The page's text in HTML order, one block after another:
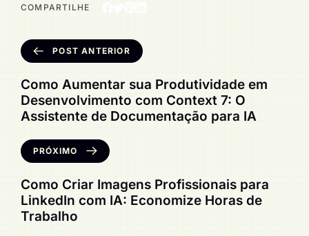
COMPARTILHE
POST ANTERIOR
Como Aumentar sua Produtividade em
Desenvolvimento com Context 7: O
Assistente de Documentação para IA
PRÓXIMO
Como Criar Imagens Profissionais para
LinkedIn com IA: Economize Horas de
Trabalho